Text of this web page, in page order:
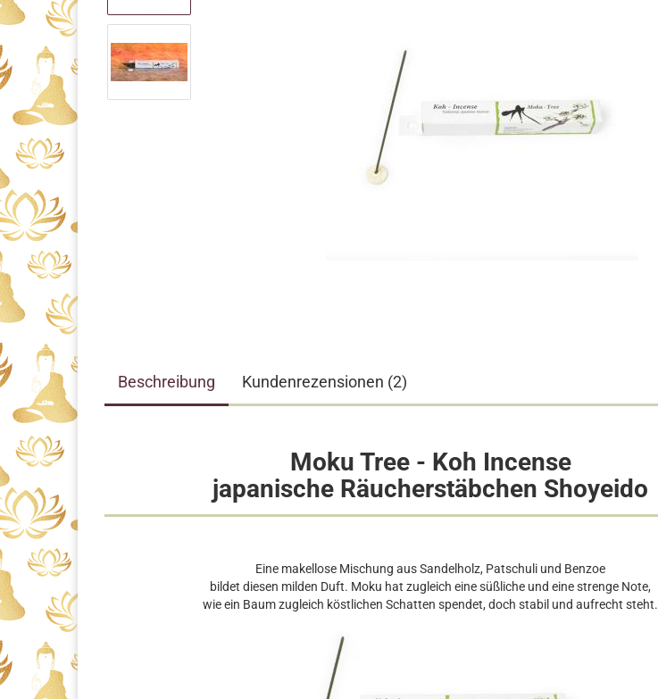
Beschreibung Kundenrezensionen (2)
Moku Tree - Koh Incense
japanische Räucherstäbchen Shoyeido
Eine makellose Mischung aus Sandelholz, Patschuli und Benzoe
bildet diesen milden Duft. Moku hat zugleich eine süßliche und eine strenge Note,
wie ein Baum zugleich köstlichen Schatten spendet, doch stabil und aufrecht steht.